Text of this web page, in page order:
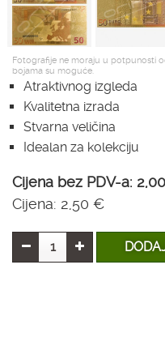
Fotografije ne moraju u potpunosti
bojama su moguće.
Atraktivnog izgleda
Kvalitetna izrada
Stvarna veličina
Idealan za kolekciju
Cijena bez PDV-a:
Cijena: 2,50 €